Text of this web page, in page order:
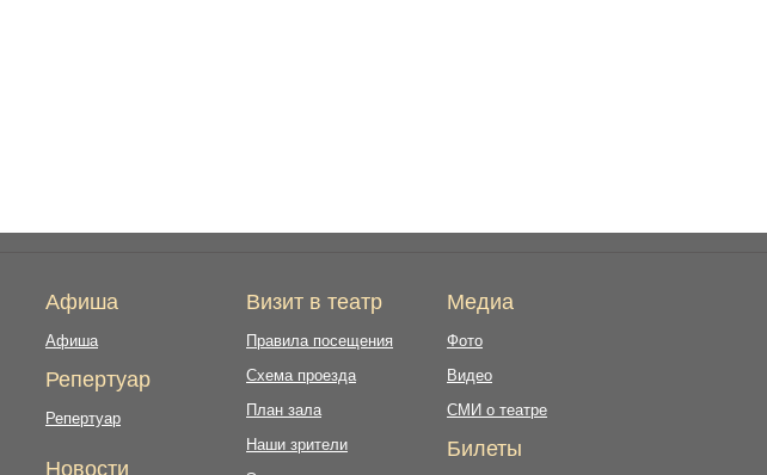
Афиша
Афиша
Репертуар
Репертуар
Новости
Визит в театр
Правила посещения
Схема проезда
План зала
Наши зрители
Медиа
Фото
Видео
СМИ о театре
Билеты